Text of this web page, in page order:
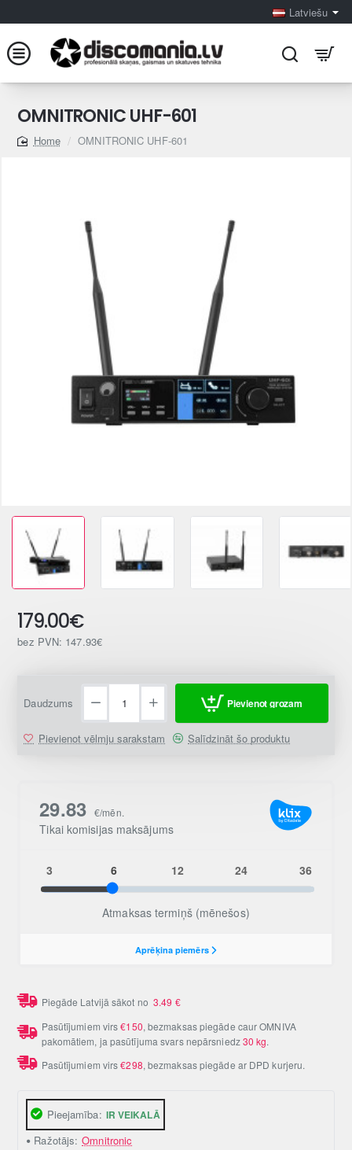
Latviešu
OMNITRONIC UHF-601
home
OMNITRONIC UHF-601
Pieejamība: IR VEIKALĀ
Ražotājs: Omnitronic
179.00€
bez PVN: 147.93€
Daudzums Pievienot grozam
Pievienot vēlmju sarakstam Salīdzināt šo produktu
Piegāde Latvijā sākot no3.49 €
Pasūtījumiem virs€150, bezmaksas piegāde caur OMNIVA
pakomātiem, ja pasūtījuma svars nepārsniedz30 kg.
Pasūtījumiem virs€298, bezmaksas piegāde ar DPD kurjeru.